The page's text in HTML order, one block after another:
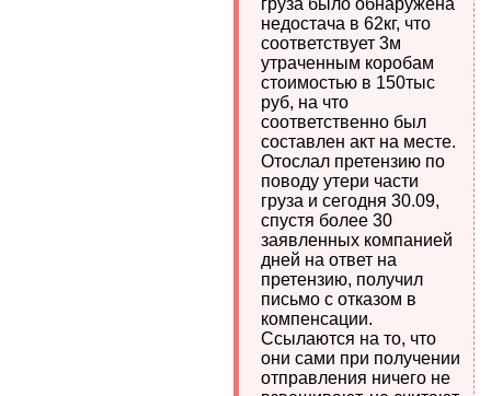
груза было обнаружена
недостача в 62кг, что
соответствует 3м
утраченным коробам
стоимостью в 150тыс
руб, на что
соответственно был
составлен акт на месте.
Отослал претензию по
поводу утери части
груза и сегодня 30.09,
спустя более 30
заявленных компанией
дней на ответ на
претензию, получил
письмо с отказом в
компенсации.
Ссылаются на то, что
они сами при получении
отправления ничего не